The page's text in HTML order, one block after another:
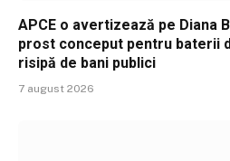
APCE o avertizează pe Diana
prost conceput pentru baterii
risipă de bani publici
7 august 2026